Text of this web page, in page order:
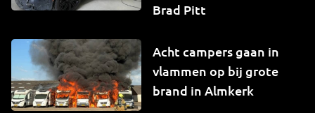
Brad Pitt
Acht campers gaan in
vlammen op bij grote
brand in Almkerk